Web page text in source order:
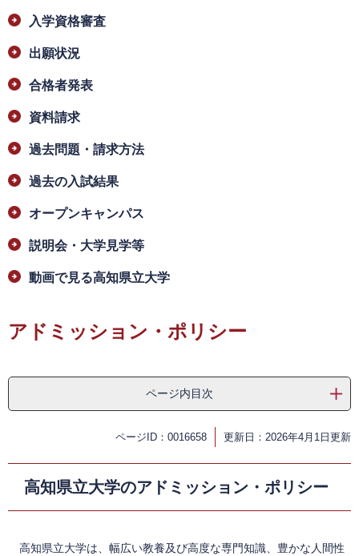
入学資格審査
出願状況
合格者発表
資料請求
過去問題・請求方法
過去の入試結果
オープンキャンパス
説明会・大学見学等
動画で見る高知県立大学
アドミッション・ポリシー
ページ内目次
ページID：0016658 更新日：2026年4月1日更新
高知県立大学のアドミッション・ポリシー
高知県立大学は、幅広い教養及び高度な専門知識、豊かな人間性